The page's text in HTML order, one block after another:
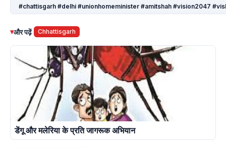
#chattisgarh #delhi #unionhomeminister #amitshah #vision2047
▾और पढ़ें Chhattisgarh
डेंगू और मलेरिया के प्रति जागरूक अभियान